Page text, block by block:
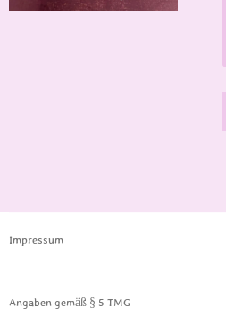
Impressum
Angaben gemäß § 5 TMG